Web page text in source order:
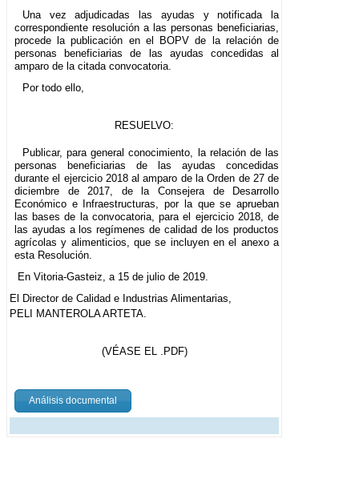
Una vez adjudicadas las ayudas y notificada la
correspondiente resolución a las personas beneficiarias,
procede la publicación en el BOPV de la relación de
personas beneficiarias de las ayudas concedidas al
amparo de la citada convocatoria.
Por todo ello,
RESUELVO:
Publicar, para general conocimiento, la relación de las
personas beneficiarias de las ayudas concedidas
durante el ejercicio 2018 al amparo de la Orden de 27 de
diciembre de 2017, de la Consejera de Desarrollo
Económico e Infraestructuras, por la que se aprueban
las bases de la convocatoria, para el ejercicio 2018, de
las ayudas a los regímenes de calidad de los productos
agrícolas y alimenticios, que se incluyen en el anexo a
esta Resolución.
En Vitoria-Gasteiz, a 15 de julio de 2019.
El Director de Calidad e Industrias Alimentarias,
PELI MANTEROLA ARTETA.
(VÉASE EL .PDF)
Análisis documental